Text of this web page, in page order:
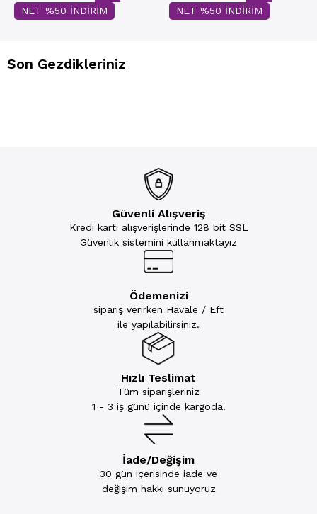
NET %50 İNDİRİM NET %50 İNDİRİM
Son Gezdikleriniz
Güvenli Alışveriş
Kredi kartı alışverişlerinde 128 bit SSL
Güvenlik sistemini kullanmaktayız
Ödemenizi
sipariş verirken Havale / Eft
ile yapılabilirsiniz.
Hızlı Teslimat
Tüm siparişleriniz
1 - 3 iş günü içinde kargoda!
İade/Değişim
30 gün içerisinde iade ve
değişim hakkı sunuyoruz